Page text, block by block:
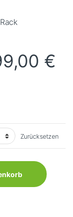
€
Zurücksetzen